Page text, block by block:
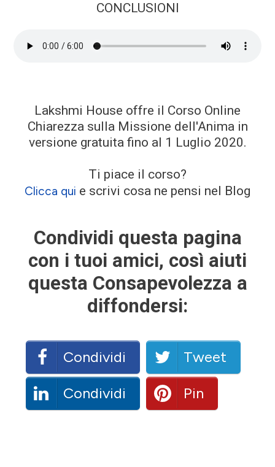
CONCLUSIONI
Lakshmi House offre il Corso Online
Chiarezza sulla Missione dell'Anima in
versione gratuita fino al 1 Luglio 2020.
Ti piace il corso?
Clicca qui e scrivi cosa ne pensi nel Blog
Condividi questa pagina
con i tuoi amici, così aiuti
questa Consapevolezza a
diffondersi:
Condividi Tweet
Condividi Pin